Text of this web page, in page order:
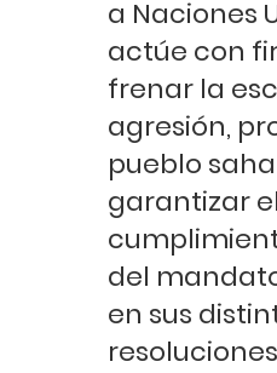
a Naciones
actúe con
frenar la
agresión,
pueblo
garantizar el
del
en sus